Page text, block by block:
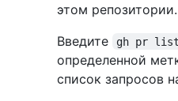
этом репозитории.
Введите
gh pr list
определенной
список запросов